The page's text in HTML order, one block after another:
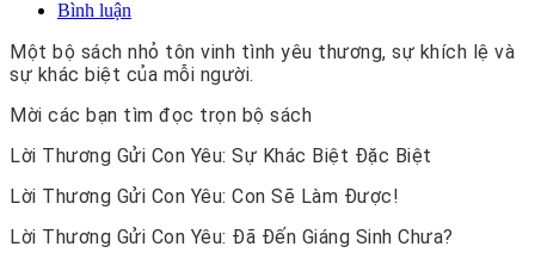
Bình luận
Một bộ sách nhỏ tôn vinh tình yêu thương, sự khích lệ và
sự khác biệt của mỗi người.
Mời các bạn tìm đọc trọn bộ sách
Lời Thương Gửi Con Yêu: Sự Khác Biệt Đặc Biệt
Lời Thương Gửi Con Yêu: Con Sẽ Làm Được!
Lời Thương Gửi Con Yêu: Đã Đến Giáng Sinh Chưa?